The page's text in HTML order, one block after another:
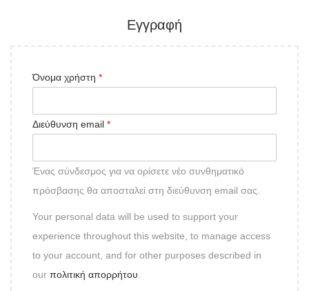
Εγγραφή
Όνομα χρήστη *
Διεύθυνση email *
Ένας σύνδεσμος για να ορίσετε νέο συνθηματικό
πρόσβασης θα αποσταλεί στη διεύθυνση email σας.
Your personal data will be used to support your
experience throughout this website, to manage access
to your account, and for other purposes described in
our πολιτική απορρήτου